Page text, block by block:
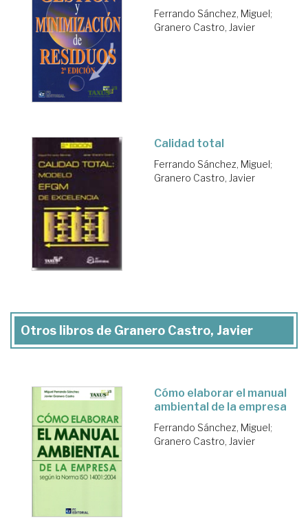
Ferrando Sánchez, Miguel;
Granero Castro, Javier
Calidad total
Ferrando Sánchez, Miguel;
Granero Castro, Javier
Otros libros de Granero Castro, Javier
Cómo elaborar el manual
ambiental de la empresa
Ferrando Sánchez, Miguel;
Granero Castro, Javier